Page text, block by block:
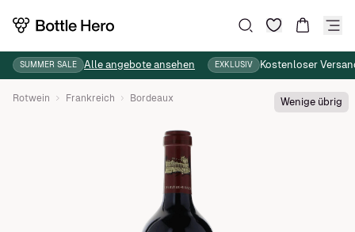
SUMMER SALE Alle angebote ansehen EXKLUSIV Kostenloser
Rotwein Frankreich Bordeaux Wenige übrig